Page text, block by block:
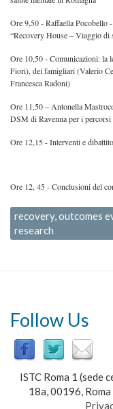
Ore 9,50 - Raffaella Pocobello
“Recovery House – Viaggio di
Ore 10,50 - Comunicazioni: la
Fiori), dei famigliari (Valerio
Francesca Radoni)
Ore 11,50 – Antonella
DSM di Ravenna per i
Ore 12,15 - Interventi e dibattito
Ore 12, 45 - Conclusioni del
recovery, outcomes
research
Follow Us
ISTC Roma 1 (sede
18a, 00196, Roma